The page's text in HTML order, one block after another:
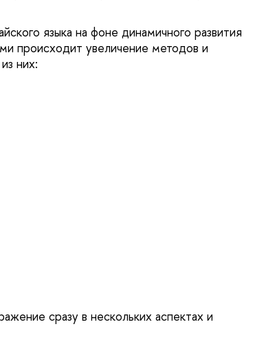
языка на фоне динамичного развития
происходит увеличение методов и
них:
сразу в нескольких аспектах и